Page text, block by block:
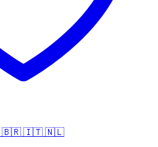
🇧🇷 🇮🇹 🇳🇱